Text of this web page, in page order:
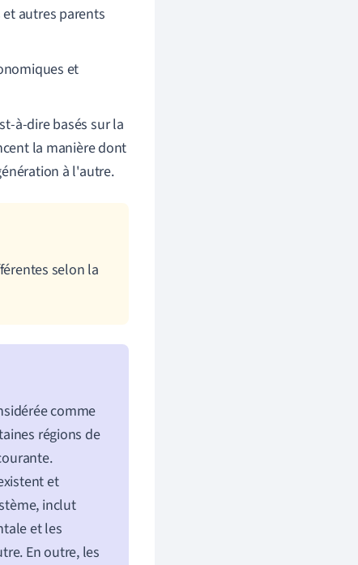
autres parents
et
à-dire basés sur la
la manière dont
à l'autre.
selon la
comme
régions de
et
inclut
et les
En outre, les